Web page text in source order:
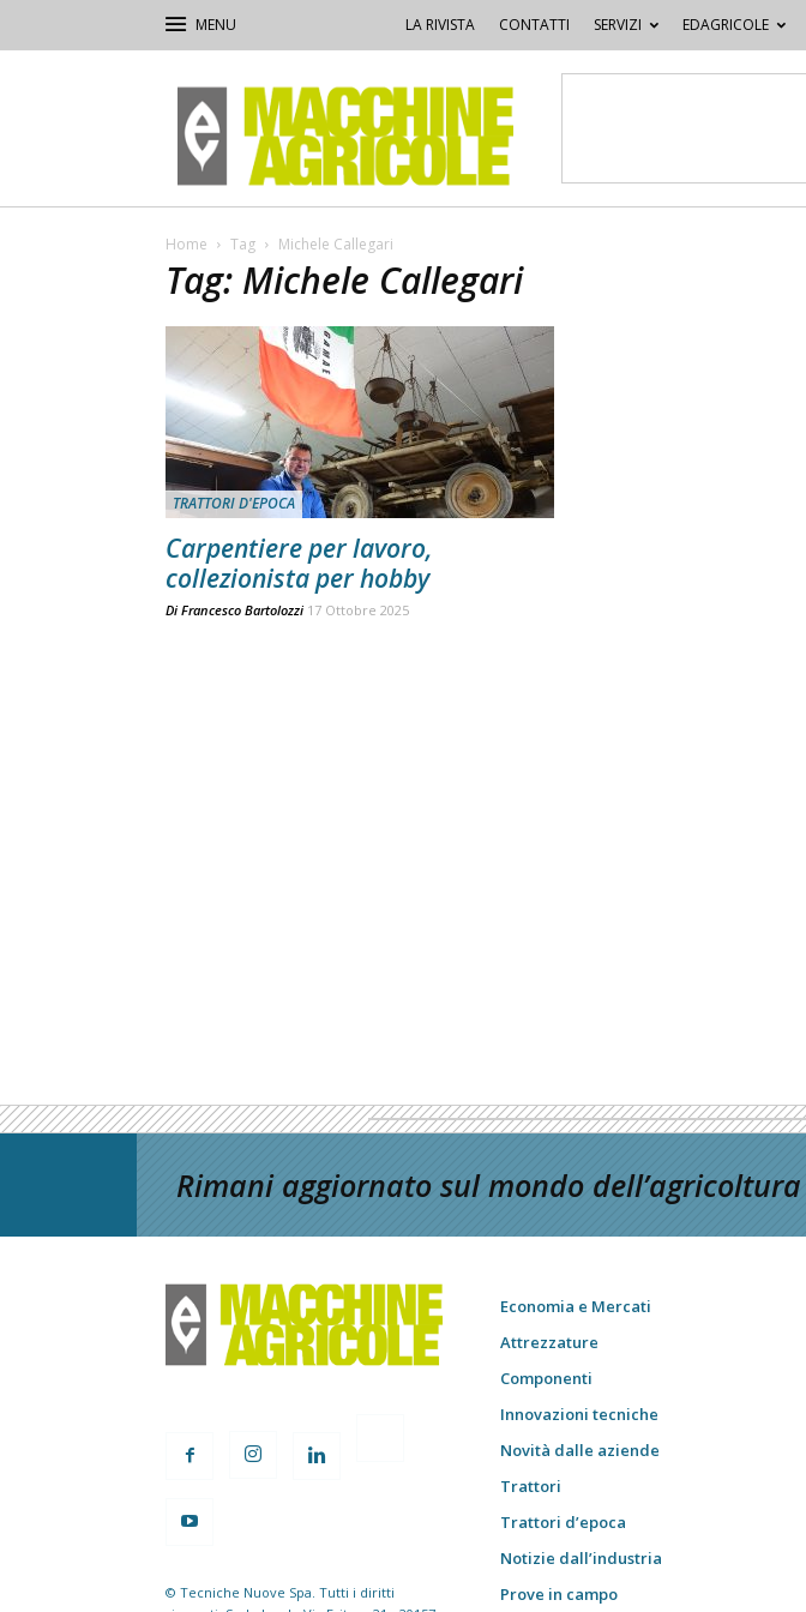
LA RIVISTA CONTATTI SERVIZI EDAGRICOLE
Macchine
Agricole
Home Tag Michele Callegari
Tag: Michele Callegari
TRATTORI D'EPOCA
Carpentiere per lavoro,
collezionista per hobby
Di Francesco Bartolozzi 17 Ottobre 2025
Rimani aggiornato sul mondo dell’agricoltura
© Tecniche Nuove Spa. Tutti i diritti
Economia e Mercati
Attrezzature
Componenti
Innovazioni tecniche
Novità dalle aziende
Trattori
Trattori d’epoca
Notizie dall’industria
Prove in campo